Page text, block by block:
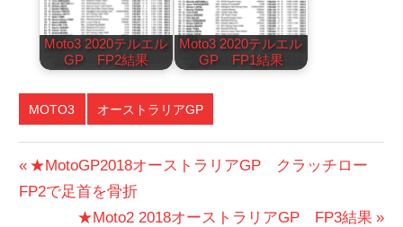
Moto3 2020テルエル
GP FP2結果
Moto3 2020テルエル
GP FP1結果
MOTO3 オーストラリアGP
投
稿
前
の
★MotoGP2018オーストラリアGP クラッチロー
FP2で足首を骨折
次
★Moto2 2018オーストラリアGP FP3結果